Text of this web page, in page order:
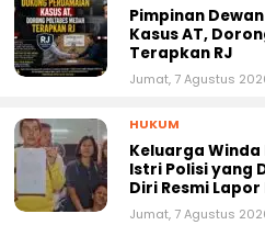
Pimpinan
Kasus AT,
Terapkan RJ
Jumat, 7 Agustus
HUKUM
Keluarga
Istri Polisi yang
Diri Resmi
Jumat, 7 Agustus